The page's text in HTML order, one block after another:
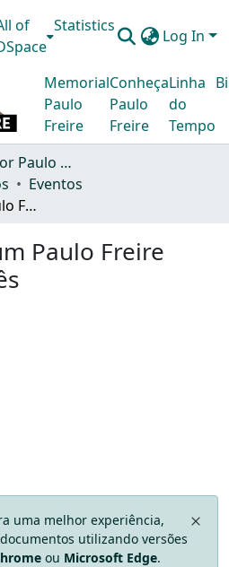
of
Statistics
Log In
Memorial
Paulo
Freire
Conheça
Paulo
Freire
Linha
do
Tempo
Acervo Educador Paulo Freire
Eventos
Carta do I Fórum Paulo Freire (1998) em inglês
Paulo Freire
uma melhor experiência,
utilizando versões
ou Microsoft Edge.